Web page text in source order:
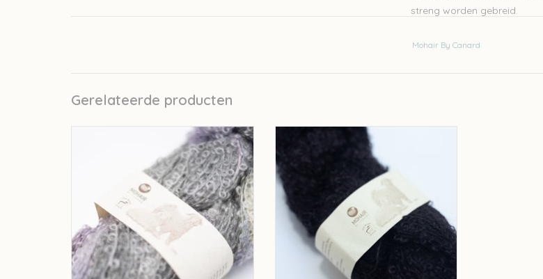
streng worden gebreid.
kwaliteit en het
Mohair By Canard
Gerelateerde producten
Mohair By Canard Mohair By Canard bouclé
- Parel mix 1070
TOEVOEGEN AAN WINKELWAGEN
Mohair By Canard Mohair By Canard bouclé
- Zwart 1036
TOEVOEGEN AAN WINKELWAGEN